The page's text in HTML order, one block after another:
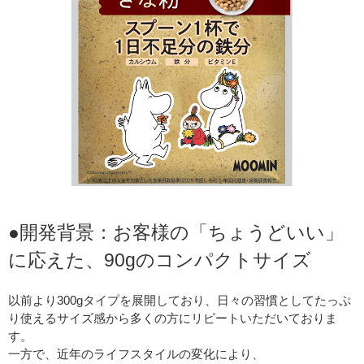
●開発背景：お客様の「ちょうどいい」
に応えた、90gのコンパクトサイズ
以前より300gタイプを展開しており、日々の習慣としてたっぷ
り使えるサイズ感から多くの方にリピートいただいておりま
す。
一方で、近年のライフスタイルの変化により、